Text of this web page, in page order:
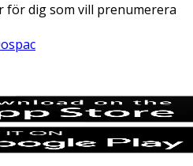
för dig som vill prenumerera